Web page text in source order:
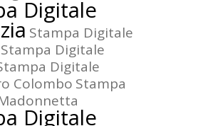
Digitale
Stampa Digitale
Stampa Digitale
Digitale
Colombo Stampa
Digitale